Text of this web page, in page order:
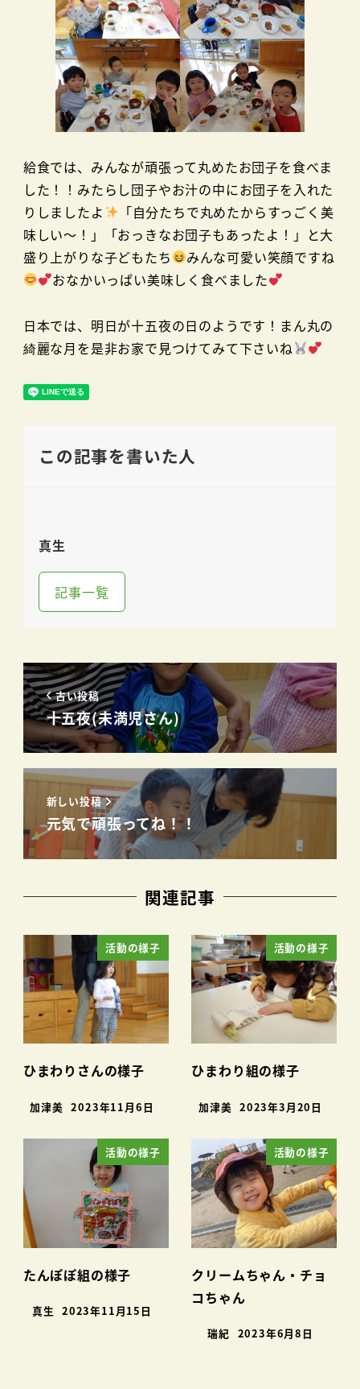
給食では、みんなが頑張って丸めたお団子を食べま
した！！みたらし団子やお汁の中にお団子を入れた
りしましたよ
「自分たちで丸めたからすっごく美
味しい～！」「おっきなお団子もあったよ！」と大
盛り上がりな子どもたち
みんな可愛い笑顔ですね
おなかいっぱい美味しく食べました
日本では、明日が十五夜の日のようです！まん丸の
綺麗な月を是非お家で見つけてみて下さいね
この記事を書いた人
真生
記事一覧
古い投稿
十五夜(未満児さん)
新しい投稿
元気で頑張ってね！！
関連記事
活動の様子
ひまわりさんの様子
加津美 2023年11月6日
活動の様子
ひまわり組の様子
加津美 2023年3月20日
活動の様子
たんぽぽ組の様子
真生 2023年11月15日
活動の様子
クリームちゃん・チョ
コちゃん
瑞紀 2023年6月8日